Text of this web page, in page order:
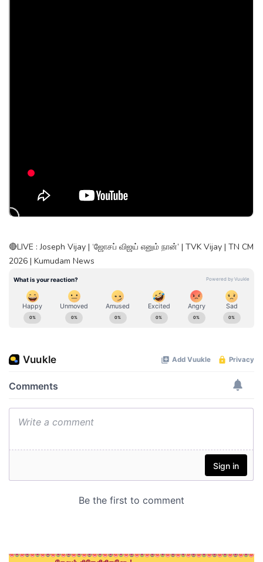
🔴LIVE : Joseph Vijay | ‘ஜோசப் விஜய் எனும் நான்’ | TVK Vijay | TN CM
2026 | Kumudam News